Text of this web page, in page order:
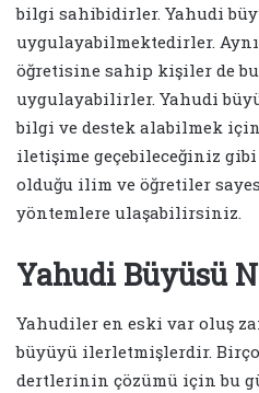
bilgi sahibidirler. Yahudi
uygulayabilmektedirler.
öğretisine sahip kişiler de
uygulayabilirler. Yahudi
bilgi ve destek alabilmek
iletişime geçebileceğiniz
olduğu ilim ve öğretiler
yöntemlere ulaşabilirsiniz.
Yahudi Büyüsü
Yahudiler en eski var oluş
büyüyü ilerletmişlerdir.
dertlerinin çözümü için bu